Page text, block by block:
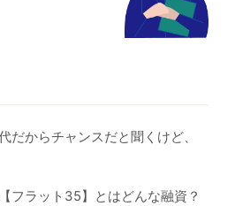
だからチャンスだと聞くけど、
フラット35】とはどんな融資？